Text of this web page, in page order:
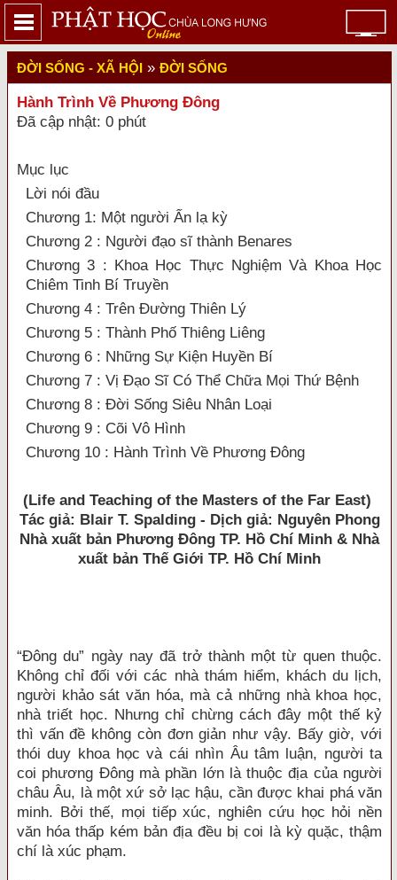
ĐỜI SỐNG - XÃ HỘI » ĐỜI SỐNG
Hành Trình Về Phương Đông
Đã cập nhật: 0 phút
Mục lục
Lời nói đầu
Chương 1: Một người Ấn lạ kỳ
Chương 2 : Người đạo sĩ thành Benares
Chương 3 : Khoa Học Thực Nghiệm Và Khoa Học
Chiêm Tinh Bí Truyền
Chương 4 : Trên Đường Thiên Lý
Chương 5 : Thành Phố Thiêng Liêng
Chương 6 : Những Sự Kiện Huyền Bí
Chương 7 : Vị Đạo Sĩ Có Thể Chữa Mọi Thứ Bệnh
Chương 8 : Đời Sống Siêu Nhân Loại
Chương 9 : Cõi Vô Hình
Chương 10 : Hành Trình Về Phương Đông
(Life and Teaching of the Masters of the Far East)
Tác giả: Blair T. Spalding - Dịch giả: Nguyên Phong
Nhà xuất bản Phương Đông TP. Hồ Chí Minh & Nhà
xuất bản Thế Giới TP. Hồ Chí Minh
“Đông du” ngày nay đã trở thành một từ quen thuộc.
Không chỉ đối với các nhà thám hiểm, khách du lịch,
người khảo sát văn hóa, mà cả những nhà khoa học,
nhà triết học. Nhưng chỉ chừng cách đây một thế kỷ
thì vấn đề không còn đơn giản như vậy. Bấy giờ, với
thói duy khoa học và cái nhìn Âu tâm luận, người ta
coi phương Đông mà phần lớn là thuộc địa của người
châu Âu, là một xứ sở lạc hậu, cần được khai phá văn
minh. Bởi thế, mọi tiếp xúc, nghiên cứu học hỏi nền
văn hóa thấp kém bản địa đều bị coi là kỳ quặc, thậm
chí là xúc phạm.